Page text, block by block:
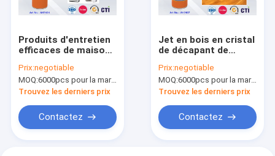
Produits d'entretien
efficaces de maison
climatiseur d'aérosol
pour la pièce ou la
voiture
Prix:negotiable
MOQ:6000pcs pour la marque d'Aristo, 15000pcs pour la marque de client
Trouvez les derniers prix
Contactez
Jet en bois en cristal
de décapant de
d'entretien de
ménage avec le
Multi-parfum
Prix:negotiable
MOQ:6000pcs pour la marque d'Aristo, 15000pcs pour la marque de client
Trouvez les derniers prix
Contactez